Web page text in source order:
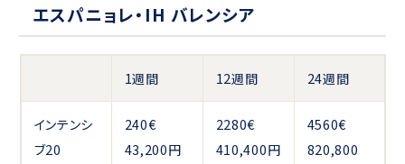
エスパニョレ・IH バレンシア
1週間 12週間 24週間
インテンシ
ブ20
240€
43,200円
2280€
410,400円
4560€
820,800